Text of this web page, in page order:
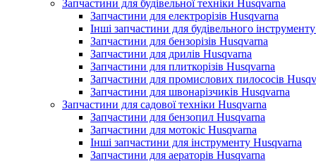
Запчастини для будівельної техніки Husqvarna
Запчастини для електрорізів Husqvarna
Інші запчастини для будівельного
Запчастини для бензорізів Husqvarna
Запчастини для дрилів Husqvarna
Запчастини для плиткорізів Husqvarna
Запчастини для промислових пилососів
Запчастини для швонарізчиків Husqvarna
Запчастини для садової техніки Husqvarna
Запчастини для бензопил Husqvarna
Запчастини для мотокіс Husqvarna
Інші запчастини для інструменту Husqvarna
Запчастини для аераторів Husqvarna